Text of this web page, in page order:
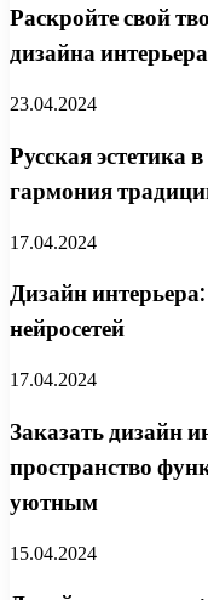
Раскройте свой
дизайна интерьера
23.04.2024
Русская эстетика
гармония
17.04.2024
Дизайн
нейросетей
17.04.2024
Заказать дизайн
пространство
уютным
15.04.2024